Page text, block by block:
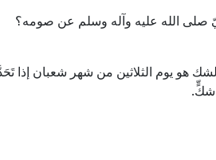
صلى الله عليه وآله وسلم عن صومه؟
هو يوم الثلاثين من شهر شعبان إذا
شكٍّ.